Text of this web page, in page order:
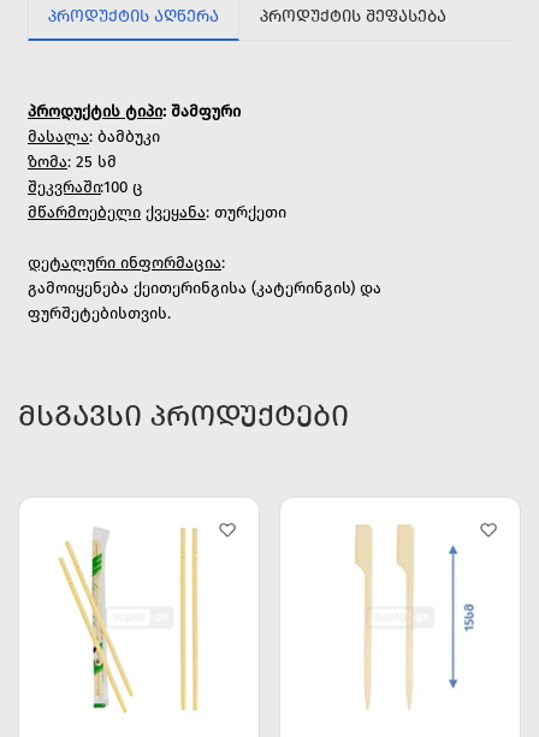
ᲞᲠᲝᲓᲣᲥᲢᲘᲡ ᲐᲦᲬᲔᲠᲐ ᲞᲠᲝᲓᲣᲥᲢᲘᲡ ᲨᲔᲤᲐᲡᲔᲑᲐ
პროდუქტის ტიპი: შამფური
მასალა: ბამბუკი
ზომა: 25 სმ
შეკვრაში:100 ც
მწარმოებელი ქვეყანა: თურქეთი
დეტალური ინფორმაცია:
გამოიყენება ქეითერინგისა (კატერინგის) და
ფურშეტებისთვის.
ᲛᲡᲒᲐᲕᲡᲘ ᲞᲠᲝᲓᲣᲥᲢᲔᲑᲘ